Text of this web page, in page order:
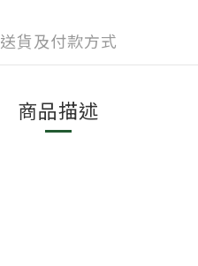
送貨及付款方式
商品描述